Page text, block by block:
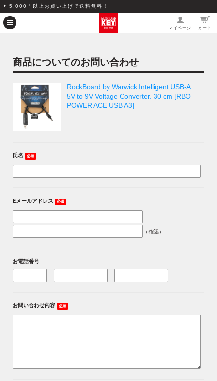
5,000円以上お買い上げで送料無料！
マイページ カート
商品についてのお問い合わせ
RockBoard by Warwick Intelligent USB-A
5V to 9V Voltage Converter, 30 cm [RBO
POWER ACE USB A3]
氏名 必須
Eメールアドレス 必須
（確認）
お電話番号
- -
お問い合わせ内容 必須